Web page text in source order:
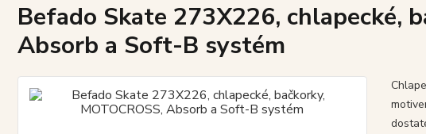
Befado Skate 273X226, chlapecké,
Absorb a Soft-B systém